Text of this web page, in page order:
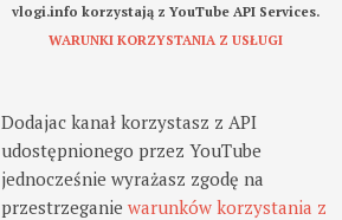
vlogi.info korzystają z YouTube API Services.
WARUNKI KORZYSTANIA Z USŁUGI
Dodajac kanał korzystasz z API
udostępnionego przez YouTube
jednocześnie wyrażasz zgodę na
przestrzeganiewarunków korzystania z